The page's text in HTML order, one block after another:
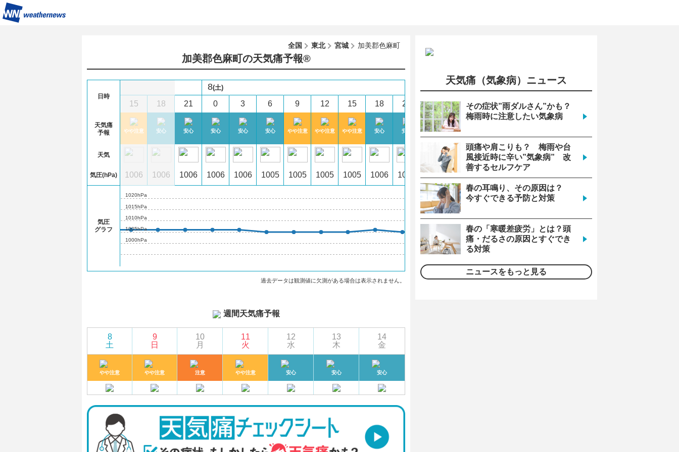
全国 東北 宮城 加美郡色麻町
加美郡色麻町の天気痛予報®︎
日時
天気痛
予報
天気
気圧(hPa)
気圧
グラフ
やや注意
1006
15
やや注意
1006
18
安心
1006
21
安心
1006
8(土)
0
安心
1006
3
安心
1006
6
安心
1005
9
やや注意
1005
12
やや注意
1005
15
やや注意
1005
18
安心
1006
21
安心
1005
0
安心
1006
1000hPa
1005hPa
1010hPa
1015hPa
1020hPa
過去データは観測値に欠測がある場合は表示されません。
週間天気痛予報
8
土
やや注意
9
日
やや注意
10
月
注意
11
火
やや注意
12
水
安心
13
木
安心
14
金
安心
天気痛（気象病）ニュース
その症状”雨ダルさん”かも？
梅雨時に注意したい気象病
頭痛や肩こりも？ 梅雨や台
風接近時に辛い”気象病” 改
善するセルフケア
春の耳鳴り、その原因は？
今すぐできる予防と対策
春の「寒暖差疲労」とは？頭
痛・だるさの原因とすぐでき
る対策
ニュースをもっと見る